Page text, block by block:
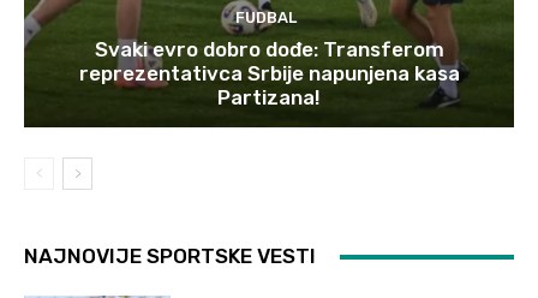
FUDBAL
Svaki evro dobro dođe: Transferom
reprezentativca Srbije napunjena kasa
Partizana!
NAJNOVIJE SPORTSKE VESTI